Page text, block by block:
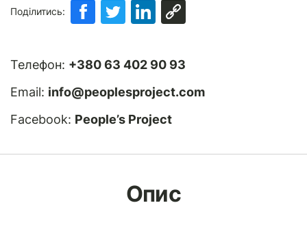
Поділитись:
Телефон: +380 63 402 90 93
Email: info@peoplesproject.com
Facebook: People’s Project
Опис